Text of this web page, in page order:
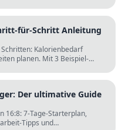
für-Schritt Anleitung
Kalorienbedarf
planen. Mit 3 Beispiel-
Der ultimative Guide
16:8: 7-Tage-Starterplan,
Tipps und